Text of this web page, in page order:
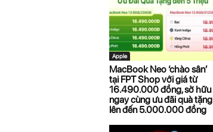
Apple
MacBook Neo ‘chào sân’
tại FPT Shop với giá từ
16.490.000 đồng, sở hữu
ngay cùng ưu đãi quà tặng
lên đến 5.000.000 đồng